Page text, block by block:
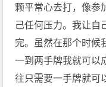
颗平常心去打，像参
己任何压力。我让自
完。虽然在那个时候
一到两手牌我就可以
往只需要一手牌就可